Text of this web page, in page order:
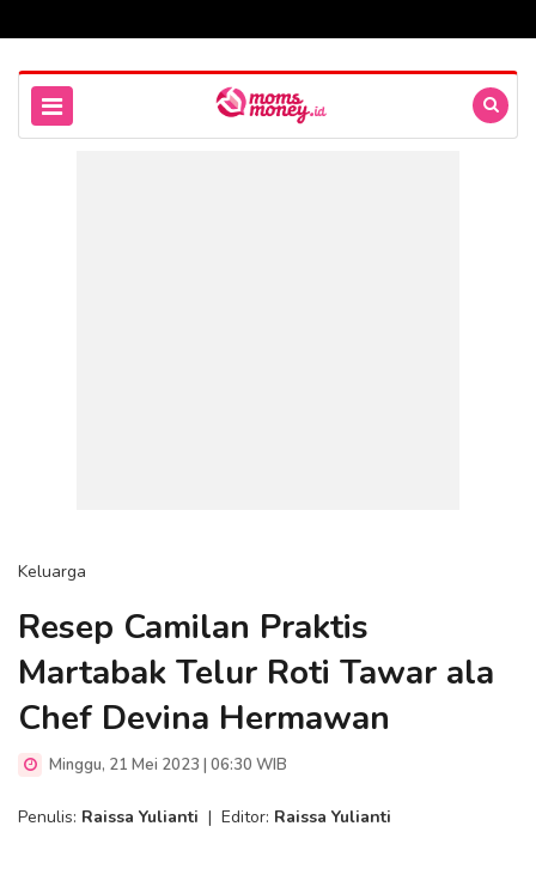
Keluarga
Resep Camilan Praktis
Martabak Telur Roti Tawar ala
Chef Devina Hermawan
Minggu, 21 Mei 2023 | 06:30 WIB
Penulis: Raissa Yulianti | Editor: Raissa Yulianti